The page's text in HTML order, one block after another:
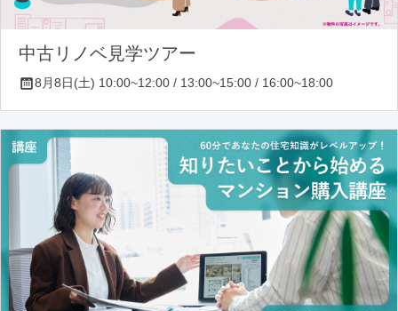
中古リノベ見学ツアー
8月8日(土) 10:00~12:00 / 13:00~15:00 / 16:00~18:00